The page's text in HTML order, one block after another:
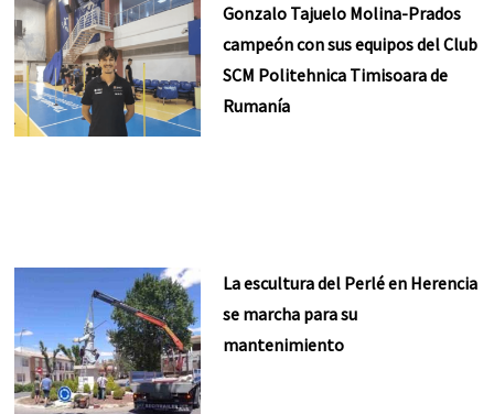
Gonzalo Tajuelo Molina-Prados
campeón con sus equipos del Club
SCM Politehnica Timisoara de
Rumanía
La escultura del Perlé en Herencia
se marcha para su
mantenimiento